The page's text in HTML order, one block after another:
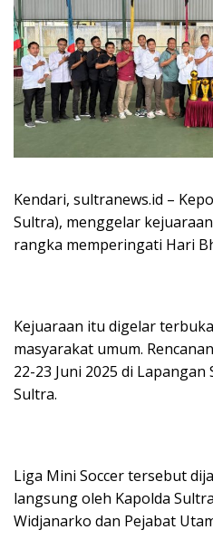
Kendari, sultranews.id –
Sultra), menggelar
rangka memperingati Hari
Kejuaraan itu digelar
masyarakat umum.
22-23 Juni 2025 di
Sultra.
Liga Mini Soccer tersebut
langsung oleh Kapolda
Widjanarko dan Pejabat